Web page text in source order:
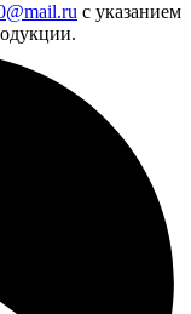
с указанием